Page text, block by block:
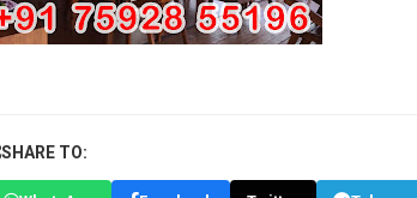
SHARE TO: